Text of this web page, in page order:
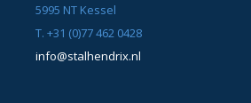
5995 NT Kessel
T. +31 (0)77 462 0428
info@stalhendrix.nl